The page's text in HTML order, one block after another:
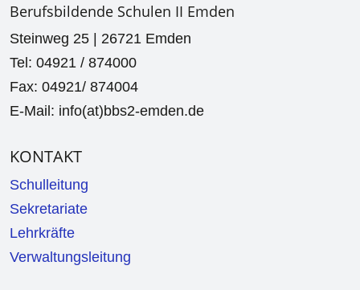
Berufsbildende Schulen II Emden
Steinweg 25 | 26721 Emden
Tel: 04921 / 874000
Fax: 04921/ 874004
E-Mail: info(at)bbs2-emden.de
KONTAKT
Schulleitung
Sekretariate
Lehrkräfte
Verwaltungsleitung